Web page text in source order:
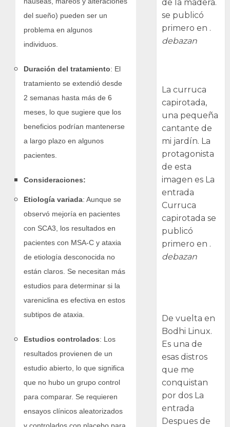
del sueño) pueden ser un
problema en algunos
individuos.
Duración del tratamiento: El
tratamiento se extendió desde
2 semanas hasta más de 6
meses, lo que sugiere que los
beneficios podrían mantenerse
a largo plazo en algunos
pacientes.
Consideraciones:
Etiología variada: Aunque se
observó mejoría en pacientes
con SCA3, los resultados en
pacientes con MSA-C y ataxia
de etiología desconocida no
están claros. Se necesitan más
estudios para determinar si la
vareniclina es efectiva en estos
subtipos de ataxia.
Estudios controlados: Los
resultados provienen de un
estudio abierto, lo que significa
que no hubo un grupo control
para comparar. Se requieren
ensayos clínicos aleatorizados
de la madera.
se publicó
primero en .
debazan
La curruca
capirotada,
una pequeña
cantante de
mi jardín. La
protagonista
de esta
imagen es La
entrada
Curruca
capirotada se
publicó
primero en .
debazan
De vuelta en
Bodhi Linux.
Es una de
esas distros
que me
conquistan
por dos La
entrada
Despues de